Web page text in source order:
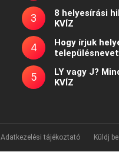
8 helyesírási
KVÍZ
Hogy írjuk
LY vagy J?
KVÍZ
Adatkezelési tájékoztató Küldj